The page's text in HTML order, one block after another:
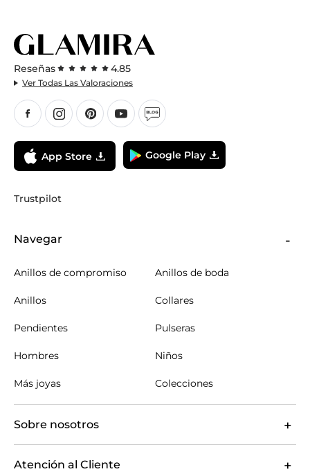
Reseñas 4.85
Ver Todas Las Valoraciones
App Store Google Play
Trustpilot
Navegar
Anillos de compromiso Anillos de boda
Anillos Collares
Pendientes Pulseras
Hombres Niños
Más joyas Colecciones
Sobre nosotros
Atención al Cliente